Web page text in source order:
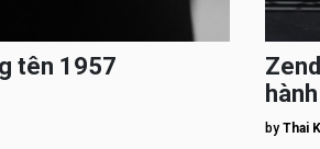
tên 1957
by Thai